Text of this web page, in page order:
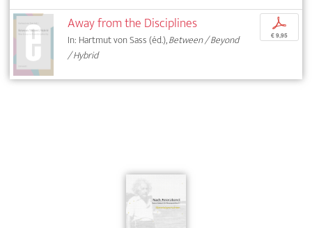
Away from the Disciplines
In: Hartmut von Sass (éd.),Between / Beyond
/ Hybrid
p
€ 9,95